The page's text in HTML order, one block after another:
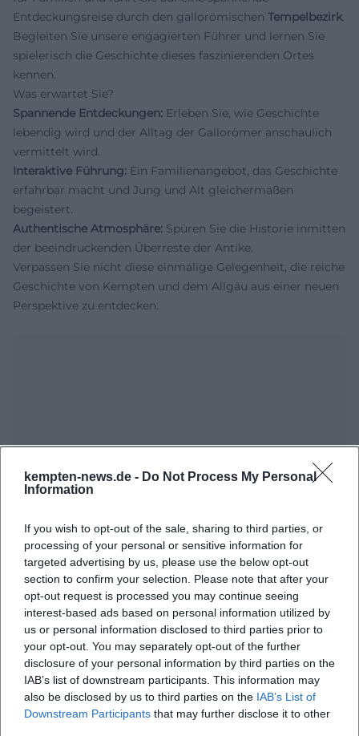
kempten-news.de - Do Not Process My Personal
Information
If you wish to opt-out of the sale, sharing to third parties, or
processing of your personal or sensitive information for
targeted advertising by us, please use the below opt-out
section to confirm your selection. Please note that after your
opt-out request is processed you may continue seeing
interest-based ads based on personal information utilized by
us or personal information disclosed to third parties prior to
your opt-out. You may separately opt-out of the further
disclosure of your personal information by third parties on the
IAB’s list of downstream participants. This information may
also be disclosed by us to third parties on the IAB’s List of
Downstream Participants that may further disclose it to other
Entdeckungsreise durch den gallorömischen Tempelbezirk.
Begleiten Sie unsere engagierten Führer und lernen Sie
spielerisch die Geschichte dieses faszinierenden Ortes
kennen.
Was erwartet Sie?
Spannende Entdeckungen: Erleben Sie, wie Geschichte
lebendig wird und der Alltag der Gallorömer anschaulich
vermittelt wird.
Interaktive Führung: Ein Familienangebot, das Geschichte
erfahrbar macht und Jung und Alt gleichermaßen
begeistert.
Authentische Atmosphäre: Spüren Sie die Historie inmitten
der beeindruckenden Überreste der Antike.
Verpassen Sie nicht diese einmalige Gelegenheit, die reiche
Geschichte von Kempten und dem Allgäu aus einer neuen
Perspektive zu entdecken.
Open in Google Maps
Häufig gestellte Fragen